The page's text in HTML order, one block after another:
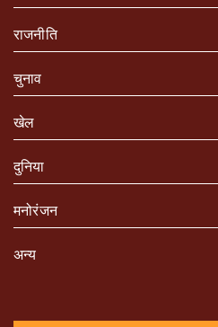
राजनीति
चुनाव
खेल
दुनिया
मनोरंजन
अन्य